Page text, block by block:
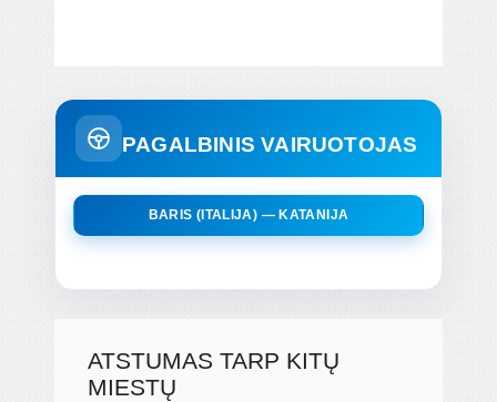
PAGALBINIS VAIRUOTOJAS
BARIS (ITALIJA) — KATANIJA
ATSTUMAS TARP KITŲ
MIESTŲ